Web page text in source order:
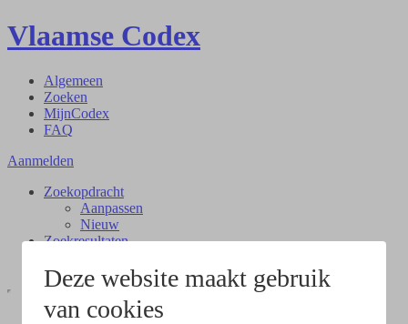
Deze website maakt gebruik
van cookies
Vlaamse Codex
Algemeen
Zoeken
MijnCodex
FAQ
Aanmelden
Zoekopdracht
Aanpassen
Nieuw
Zoekresultaten